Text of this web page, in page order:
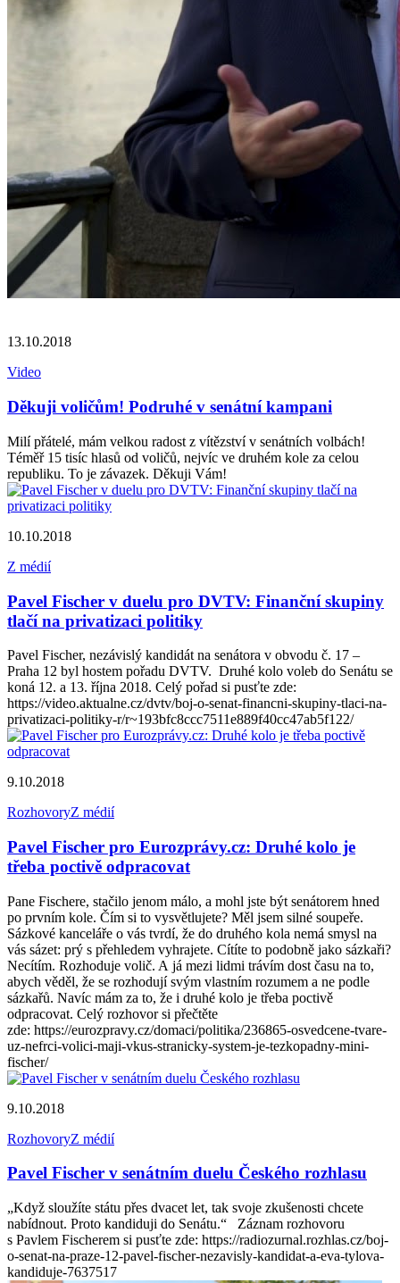
13.10.2018
Video
Děkuji voličům! Podruhé v senátní kampani
Milí přátelé, mám velkou radost z vítězství v senátních volbách!
Téměř 15 tisíc hlasů od voličů, nejvíc ve druhém kole za celou
republiku. To je závazek. Děkuji Vám!
10.10.2018
Z médií
Pavel Fischer v duelu pro DVTV: Finanční skupiny
tlačí na privatizaci politiky
Pavel Fischer, nezávislý kandidát na senátora v obvodu č. 17 –
Praha 12 byl hostem pořadu DVTV. Druhé kolo voleb do Senátu se
koná 12. a 13. října 2018. Celý pořad si pusťte zde:
https://video.aktualne.cz/dvtv/boj-o-senat-financni-skupiny-tlaci-na-
privatizaci-politiky-r/r~193bfc8ccc7511e889f40cc47ab5f122/
9.10.2018
RozhovoryZ médií
Pavel Fischer pro Eurozprávy.cz: Druhé kolo je
třeba poctivě odpracovat
Pane Fischere, stačilo jenom málo, a mohl jste být senátorem hned
po prvním kole. Čím si to vysvětlujete? Měl jsem silné soupeře.
Sázkové kanceláře o vás tvrdí, že do druhého kola nemá smysl na
vás sázet: prý s přehledem vyhrajete. Cítíte to podobně jako sázkaři?
Necítím. Rozhoduje volič. A já mezi lidmi trávím dost času na to,
abych věděl, že se rozhodují svým vlastním rozumem a ne podle
sázkařů. Navíc mám za to, že i druhé kolo je třeba poctivě
odpracovat. Celý rozhovor si přečtěte
zde: https://eurozpravy.cz/domaci/politika/236865-osvedcene-tvare-
uz-nefrci-volici-maji-vkus-stranicky-system-je-tezkopadny-mini-
fischer/
9.10.2018
RozhovoryZ médií
Pavel Fischer v senátním duelu Českého rozhlasu
„Když sloužíte státu přes dvacet let, tak svoje zkušenosti chcete
nabídnout. Proto kandiduji do Senátu.“ Záznam rozhovoru
s Pavlem Fischerem si pusťte zde: https://radiozurnal.rozhlas.cz/boj-
o-senat-na-praze-12-pavel-fischer-nezavisly-kandidat-a-eva-tylova-
kandiduje-7637517